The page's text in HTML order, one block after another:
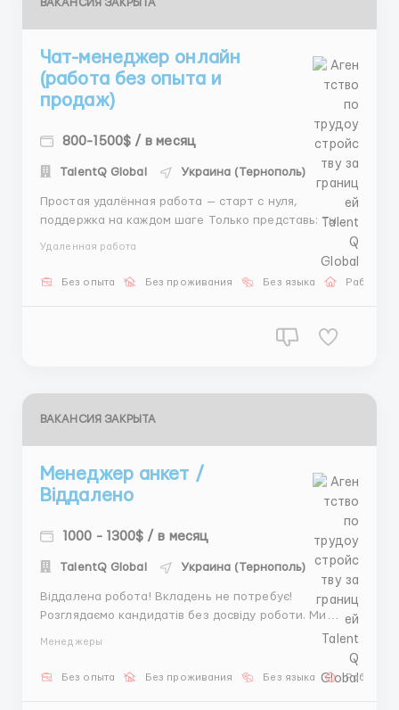
ВАКАНСИЯ ЗАКРЫТА
Чат-менеджер онлайн
(работа без опыта и
продаж)
800-1500$ / в месяц
TalentQ Global Украина (Тернополь)
Простая удалённая работа — старт с нуля,
поддержка на каждом шаге Только представь: ты
начальства, без поездок в офис. Хочешь начать? Мы
всё объясним, покажем и будем на связи с первого
Удаленная работа
Без опыта Без проживания Без языка Работа
ВАКАНСИЯ ЗАКРЫТА
Менеджер анкет /
Віддалено
1000 - 1300$ / в месяц
TalentQ Global Украина (Тернополь)
Віддалена робота! Вкладень не потребує!
Розглядаємо кандидатів без досвіду роботи. Ми
надаємо якісне навчання та пропонуємо підтримку
щоб Ви отримали гарний дохід вже з першого
Менеджеры
Без опыта Без проживания Без языка Работа